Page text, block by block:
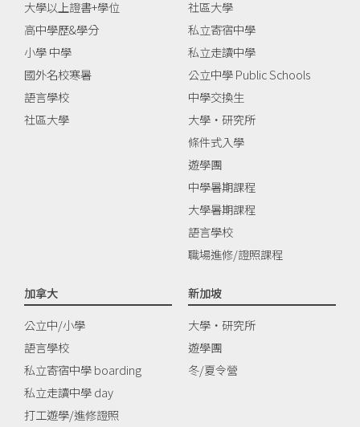
大學以上證書+學位
高中學歷&學分
小學 中學
國外名校寒暑
語言學校
社區大學
社區大學
私立寄宿中學
私立走讀中學
公立中學 Public Schools
中學交換生
大學‧研究所
條件式入學
遊學團
中學暑期課程
大學暑期課程
語言學校
職場進修/證照課程
加拿大
公立中/小學
語言學校
私立寄宿中學 boarding
私立走讀中學 day
打工遊學/進修證照
新加坡
大學‧研究所
遊學團
冬/夏令營